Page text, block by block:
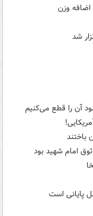
وزن
شد
آن را قطع می‌کنیم
امام شهید بود
پایانی است